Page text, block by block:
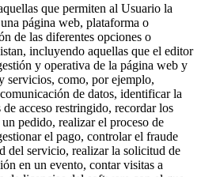
que permiten al Usuario la
página web, plataforma o
de las diferentes opciones o
incluyendo aquellas que el editor
y operativa de la página web y
servicios, como, por ejemplo,
de datos, identificar la
de acceso restringido, recordar los
pedido, realizar el proceso de
el pago, controlar el fraude
del servicio, realizar la solicitud de
en un evento, contar visitas a